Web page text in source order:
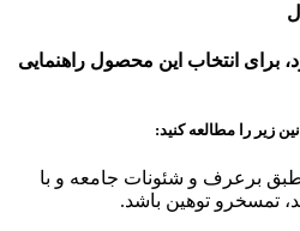
برای انتخاب این محصول راهنمایی
زیر را مطالعه کنید:
برعرف و شئونات جامعه و با
تمسخرو توهین باشد.